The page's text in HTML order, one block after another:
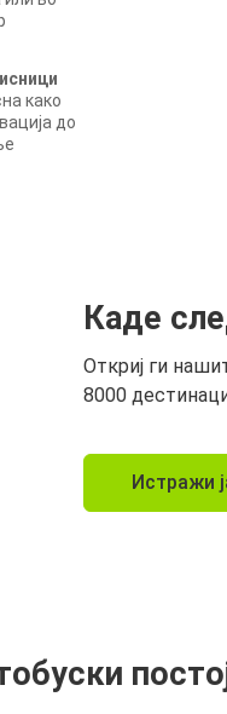
како
до
Каде
Откриј ги
8000
Истражи